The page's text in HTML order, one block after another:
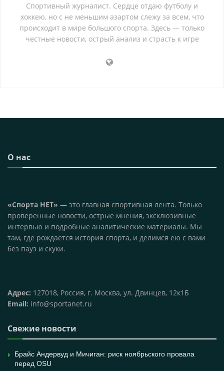
Спортивный журналист. Сердце отдаю футболу и
хоккею, но с не меньшим азартом слежу за всем, что
происходит в мире большого спорта. Здесь — только
честные новости, острый анализ и страсть к игре
О нас
«Спорта НЕТ» — это главная спортивная лента. Только
проверенные новости, острые мнения, эксклюзивные
интервью и подробные аналитические материалы. Мы
там, где рождается история спорта, и делимся ею с вами
без пауз и скуки.
Адрес: 127018, Россия, г. Москва, ул. Двинцев, 12к1Б
Email: info@sportanet.ru
Свежие новости
Брайс Андервуд и Мичиган: риск ноябрьского провала
перед OSU